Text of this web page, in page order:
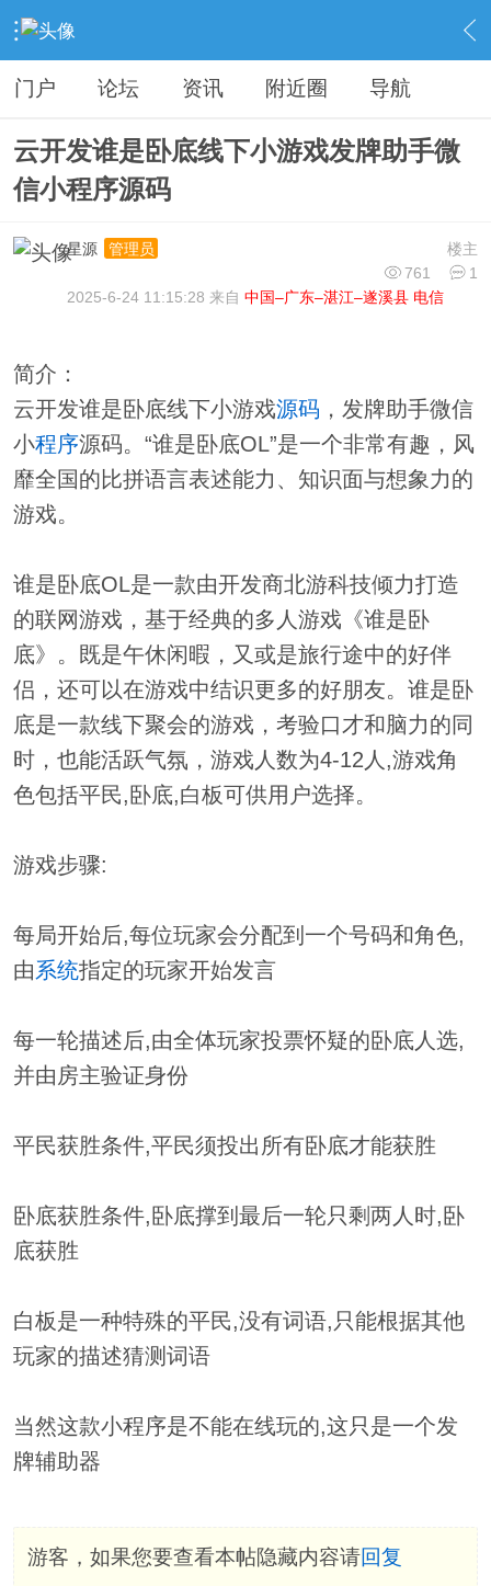
› 分类信息 › 源码模板 › 内容
门户 论坛 资讯 附近圈 导航
云开发谁是卧底线下小游戏发牌助手微
信小程序源码
楼主
星源
管理员
761
1
2025-6-24 11:15:28 来自 中国–广东–湛江–遂溪县 电信
简介：
云开发谁是卧底线下小游戏源码 ，发牌助手微信
小程序源码。“谁是卧底OL”是一个非常有趣，风
靡全国的比拼语言表述能力、知识面与想象力的
游戏。
谁是卧底OL是一款由开发商北游科技倾力打造
的联网游戏，基于经典的多人游戏《谁是卧
底》。既是午休闲暇，又或是旅行途中的好伴
侣，还可以在游戏中结识更多的好朋友。谁是卧
底是一款线下聚会的游戏，考验口才和脑力的同
时，也能活跃气氛，游戏人数为4-12人,游戏角
色包括平民,卧底,白板可供用户选择。
游戏步骤:
每局开始后,每位玩家会分配到一个号码和角色,
由系统指定的玩家开始发言
每一轮描述后,由全体玩家投票怀疑的卧底人选,
并由房主验证身份
平民获胜条件,平民须投出所有卧底才能获胜
卧底获胜条件,卧底撑到最后一轮只剩两人时,卧
底获胜
白板是一种特殊的平民,没有词语,只能根据其他
玩家的描述猜测词语
当然这款小程序是不能在线玩的,这只是一个发
牌辅助器
游客，如果您要查看本帖隐藏内容请回复